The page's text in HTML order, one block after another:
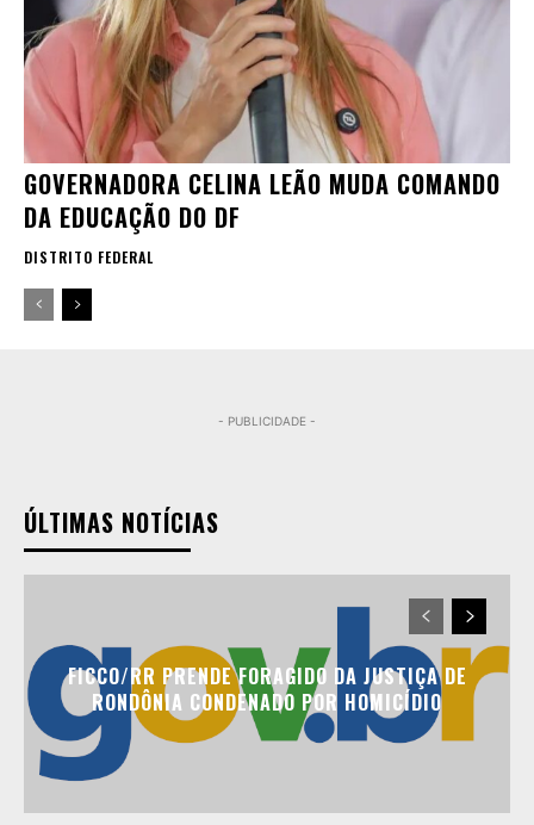
GOVERNADORA CELINA LEÃO MUDA COMANDO
DA EDUCAÇÃO DO DF
DISTRITO FEDERAL
- PUBLICIDADE -
ÚLTIMAS NOTÍCIAS
FICCO/RR PRENDE FORAGIDO DA JUSTIÇA DE
RONDÔNIA CONDENADO POR HOMICÍDIO